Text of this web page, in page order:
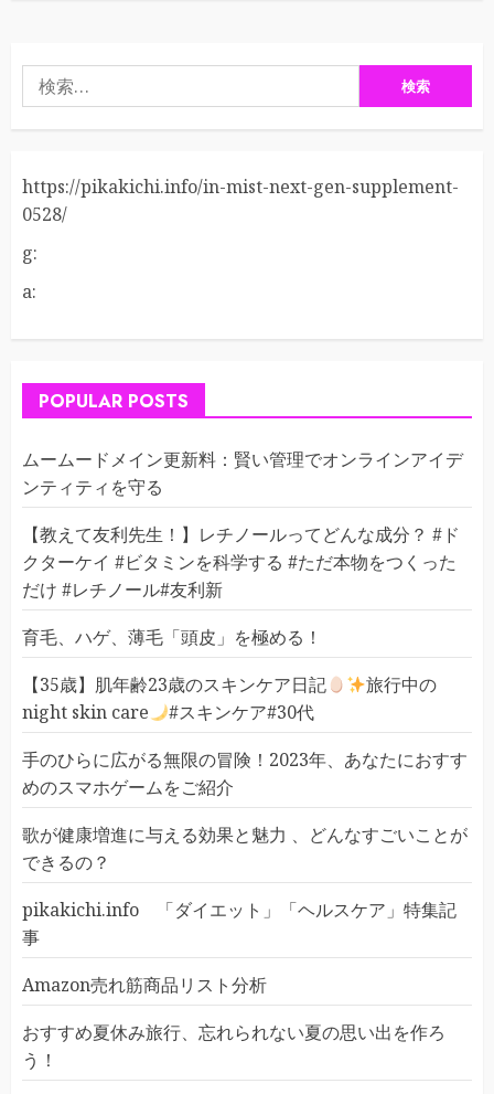
索:
https://pikakichi.info/in-mist-next-gen-supplement-
0528/
g:
a:
POPULAR POSTS
ムームードメイン更新料：賢い管理でオンラインアイデ
ンティティを守る
【教えて友利先生！】レチノールってどんな成分？ #ド
クターケイ #ビタミンを科学する #ただ本物をつくった
だけ #レチノール#友利新
育毛、ハゲ、薄毛「頭皮」を極める！
【35歳】肌年齢23歳のスキンケア日記
旅行中の
night skin care
#スキンケア#30代
手のひらに広がる無限の冒険！2023年、あなたにおすす
めのスマホゲームをご紹介
歌が健康増進に与える効果と魅力 、どんなすごいことが
できるの？
pikakichi.info 「ダイエット」「ヘルスケア」特集記
事
Amazon売れ筋商品リスト分析
おすすめ夏休み旅行、忘れられない夏の思い出を作ろ
う！